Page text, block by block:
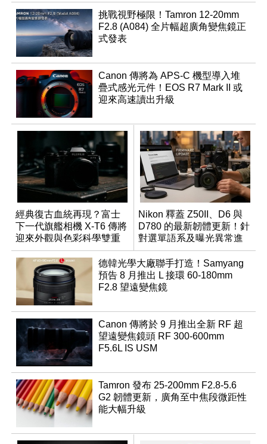
挑戰視野極限！Tamron 12-20mm
F2.8 (A084) 全片幅超廣角變焦鏡正
式發表
Canon 傳將為 APS-C 機型導入堆
疊式感光元件！EOS R7 Mark II 或
迎來高速讀出升級
經典復古血統再現？富士
下一代旗艦相機 X-T6 傳將
迎來外觀與色彩科學雙重
優化
Nikon 釋蓋 Z50II、D6 與
D780 的最新韌體更新！針
對選單語系及曝光異常進
行修復
德韓光學大廠聯手打造！Samyang
預告 8 月推出 L 接環 60-180mm
F2.8 望遠變焦鏡
Canon 傳將於 9 月推出全新 RF 超
望遠變焦鏡頭 RF 300-600mm
F5.6L IS USM
Tamron 發布 25-200mm F2.8-5.6
G2 韌體更新，廣角至中焦段微距性
能大幅升級